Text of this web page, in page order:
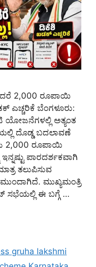
2,000 ರೂಪಾಯಿ
ಎಚ್ಚರಿಕೆ ಬೆಂಗಳೂರು:
ಯೋಜನೆಗಳಲ್ಲಿ ಅತ್ಯಂತ
ದೊಡ್ಡ ಬದಲಾವಣೆ
2,000 ರೂಪಾಯಿ
ಪಾರದರ್ಶಕವಾಗಿ
ತಲುಪಿಸುವ
ಮುಖ್ಯಮಂತ್ರಿ
ಸಭೆಯಲ್ಲಿ ಈ ಬಗ್ಗೆ …
gruha lakshmi